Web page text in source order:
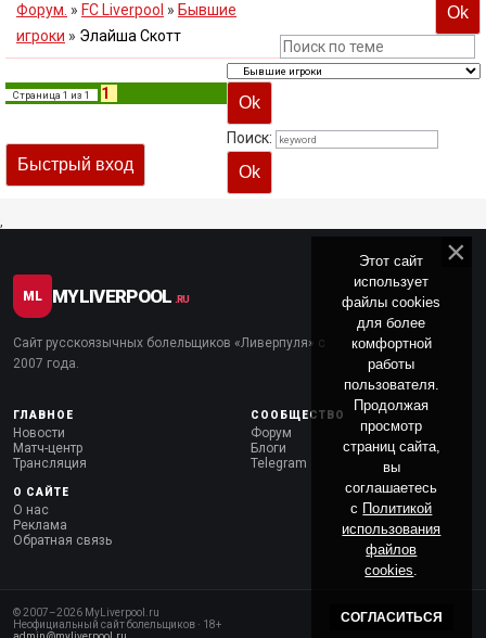
Форум. » FC Liverpool » Бывшие
игроки » Элайша Скотт
Страница 1 из 1 1
Поиск:
,
ML MYLIVERPOOL .RU
Сайт русскоязычных болельщиков «Ливерпуля» с
2007 года.
ГЛАВНОЕ
Новости
Матч-центр
Трансляция
СООБЩЕСТВО
Форум
Блоги
Telegram
О САЙТЕ
О нас
Реклама
Обратная связь
© 2007–2026 MyLiverpool.ru
Неофициальный сайт болельщиков · 18+
Этот сайт
использует
файлы cookies
для более
комфортной
работы
пользователя.
Продолжая
просмотр
страниц сайта,
вы
соглашаетесь
с Политикой
использования
файлов
cookies
СОГЛАСИТЬСЯ